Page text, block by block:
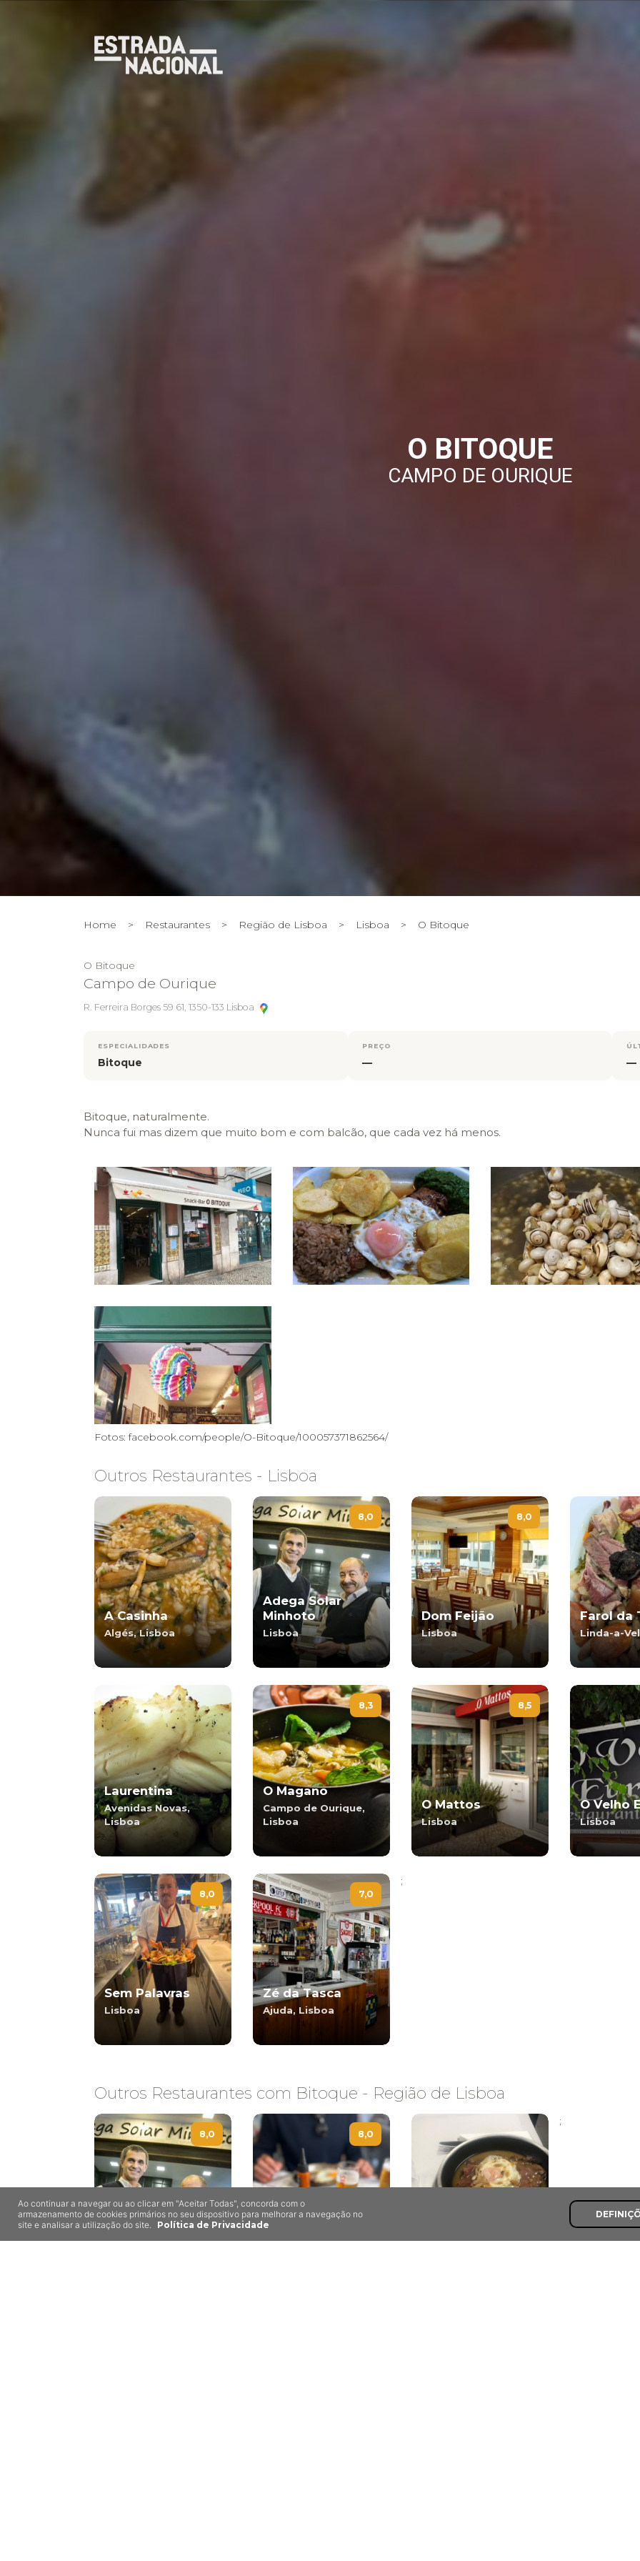
O BITOQUE
CAMPO DE OURIQUE
Home > Restaurantes > Região de Lisboa > Lisboa > O Bitoque
O Bitoque
Campo de Ourique
R. Ferreira Borges 59 61, 1350-133 Lisboa
ESPECIALIDADES
Bitoque
PREÇO
— —
Bitoque, naturalmente.
Nunca fui mas dizem que muito bom e com balcão, que cada vez há menos.
Fotos: facebook.com/people/O-Bitoque/100057371862564/
Outros Restaurantes - Lisboa
A Casinha
Algés, Lisboa
8,0
Adega Solar
Minhoto
Lisboa
8,0
Dom Feijão
Lisboa
Farol da
Linda-a-
Laurentina
Avenidas Novas,
Lisboa
8,3
O Magano
Campo de Ourique,
Lisboa
8,5
O Mattos
Lisboa
O Velho
Lisboa
8,0
Sem Palavras
Lisboa
7,0
Zé da Tasca
Ajuda, Lisboa
;
Outros Restaurantes com Bitoque - Região de Lisboa
8,0
Adega Solar
Minhoto
8,0
;
Ao continuar a navegar ou ao clicar em "Aceitar Todas", concorda com o
armazenamento de cookies primários no seu dispositivo para melhorar a navegação no
site e analisar a utilização do site.
Política de Privacidade